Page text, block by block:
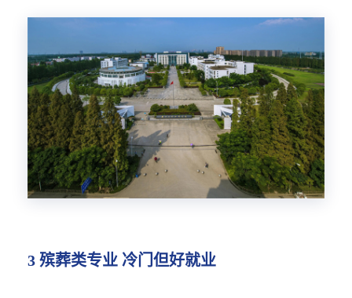
3 殡葬类专业 冷门但好就业